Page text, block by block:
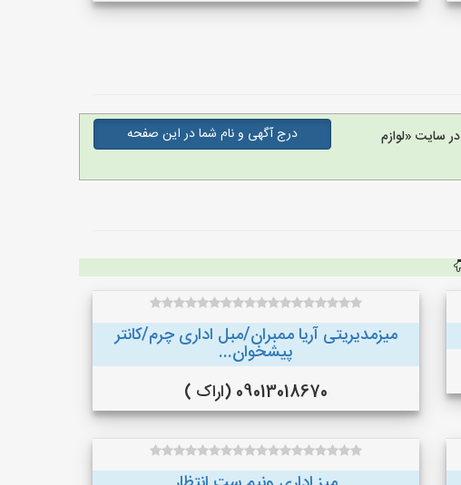
در سایت «لوازم
درج آگهی و نام شما در این صفحه
میزمدیریتی آریا ممبران/مبل اداری چرم/کانتر
پیشخوان...
09013018670 (اراک )